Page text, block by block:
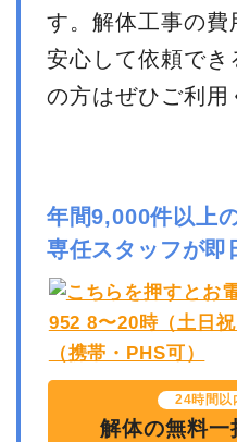
す。解体工事の費
安心して依頼でき
の方はぜひご利用
年間9,000件以上
専任スタッフが即
24時間以
解体の無料一